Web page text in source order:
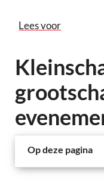
Lees voor
Op deze pagina